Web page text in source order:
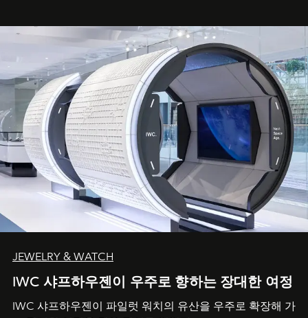
JEWELRY & WATCH
IWC 샤프하우젠이 우주로 향하는 장대한 여정
IWC 샤프하우젠이 파일럿 워치의 유산을 우주로 확장해 가